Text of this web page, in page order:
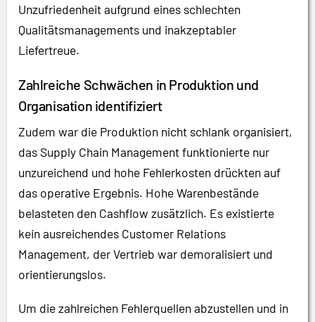
Unzufriedenheit aufgrund eines schlechten
Qualitätsmanagements und inakzeptabler
Liefertreue.
Zahlreiche Schwächen in Produktion und
Organisation identifiziert
Zudem war die Produktion nicht schlank organisiert,
das Supply Chain Management funktionierte nur
unzureichend und hohe Fehlerkosten drückten auf
das operative Ergebnis. Hohe Warenbestände
belasteten den Cashflow zusätzlich. Es existierte
kein ausreichendes Customer Relations
Management, der Vertrieb war demoralisiert und
orientierungslos.
Um die zahlreichen Fehlerquellen abzustellen und in